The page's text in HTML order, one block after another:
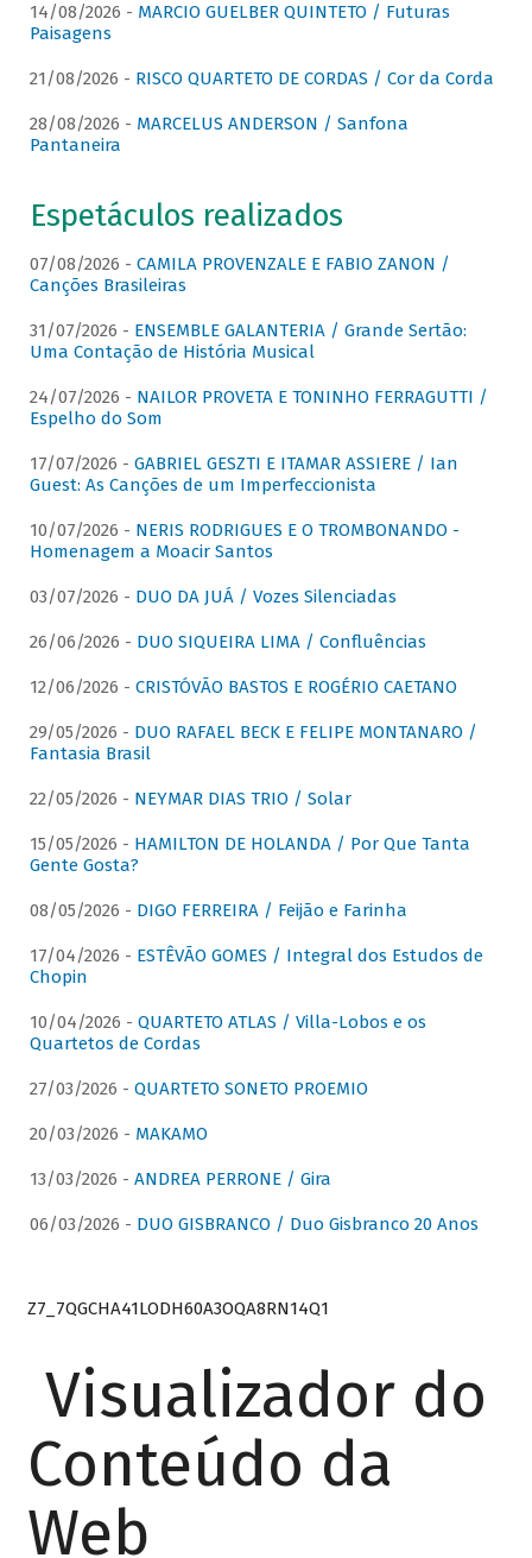
14/08/2026 - MARCIO GUELBER QUINTETO / Futuras
Paisagens
21/08/2026 - RISCO QUARTETO DE CORDAS / Cor da Corda
28/08/2026 - MARCELUS ANDERSON / Sanfona
Pantaneira
Espetáculos realizados
07/08/2026 - CAMILA PROVENZALE E FABIO ZANON /
Canções Brasileiras
31/07/2026 - ENSEMBLE GALANTERIA / Grande Sertão:
Uma Contação de História Musical
24/07/2026 - NAILOR PROVETA E TONINHO FERRAGUTTI /
Espelho do Som
17/07/2026 - GABRIEL GESZTI E ITAMAR ASSIERE / Ian
Guest: As Canções de um Imperfeccionista
10/07/2026 - NERIS RODRIGUES E O TROMBONANDO -
Homenagem a Moacir Santos
03/07/2026 - DUO DA JUÁ / Vozes Silenciadas
26/06/2026 - DUO SIQUEIRA LIMA / Confluências
12/06/2026 - CRISTÓVÃO BASTOS E ROGÉRIO CAETANO
29/05/2026 - DUO RAFAEL BECK E FELIPE MONTANARO /
Fantasia Brasil
22/05/2026 - NEYMAR DIAS TRIO / Solar
15/05/2026 - HAMILTON DE HOLANDA / Por Que Tanta
Gente Gosta?
08/05/2026 - DIGO FERREIRA / Feijão e Farinha
17/04/2026 - ESTÊVÃO GOMES / Integral dos Estudos de
Chopin
10/04/2026 - QUARTETO ATLAS / Villa-Lobos e os
Quartetos de Cordas
27/03/2026 - QUARTETO SONETO PROEMIO
20/03/2026 - MAKAMO
13/03/2026 - ANDREA PERRONE / Gira
06/03/2026 - DUO GISBRANCO / Duo Gisbranco 20 Anos
Z7_7QGCHA41LODH60A3OQA8RN14Q1
Visualizador do
Conteúdo da
Web